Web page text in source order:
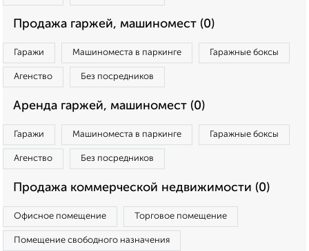
Продажа гаржей, машиномест (0)
Гаражи Машиноместа в паркинге Гаражные боксы
Агенство Без посредников
Аренда гаржей, машиномест (0)
Гаражи Машиноместа в паркинге Гаражные боксы
Агенство Без посредников
Продажа коммерческой недвижимости (0)
Офисное помещение Торговое помещение
Помещение свободного назначения